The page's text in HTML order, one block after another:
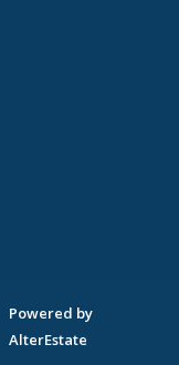
Powered by
AlterEstate